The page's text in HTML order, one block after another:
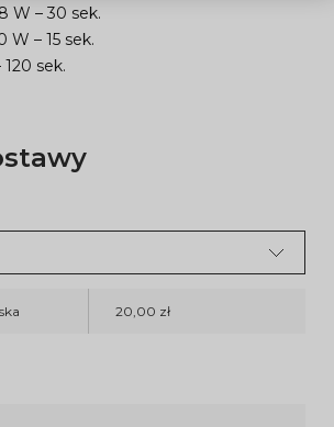
W – 30 sek.
W – 15 sek.
sek.
20,00 zł